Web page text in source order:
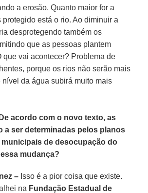
a erosão. Quanto maior for a
protegido está o rio. Ao diminuir a
desprotegendo também os
que as pessoas plantem
que vai acontecer? Problema de
porque os rios não serão mais
nível da água subirá muito mais
De acordo com o novo texto, as
a ser determinadas pelos planos
de desocupação do
mudança?
– Isso é a pior coisa que existe.
na Fundação Estadual de